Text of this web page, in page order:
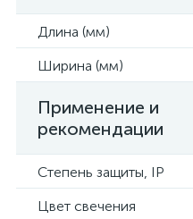
Длина (мм)
Ширина (мм)
Применение и
рекомендации
Степень защиты, IP
Цвет свечения